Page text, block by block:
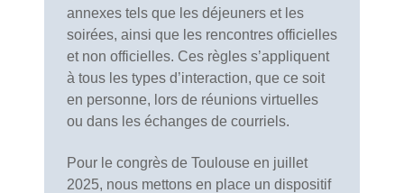
annexes tels que les déjeuners et les
soirées, ainsi que les rencontres officielles
et non officielles. Ces règles s’appliquent
à tous les types d’interaction, que ce soit
en personne, lors de réunions virtuelles
ou dans les échanges de courriels.
Pour le congrès de Toulouse en juillet
2025, nous mettons en place un dispositif